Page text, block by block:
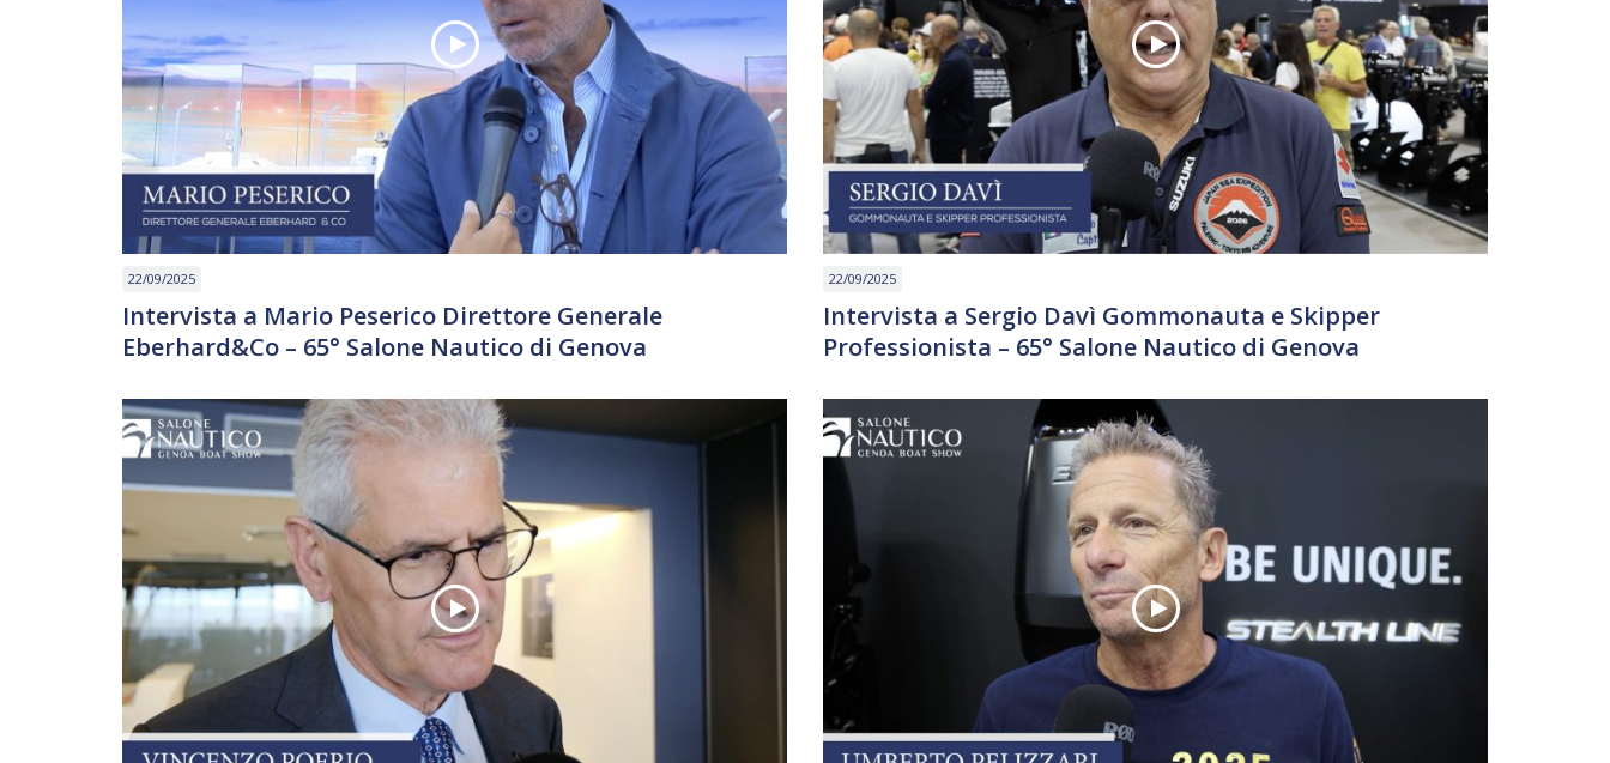
22/09/2025
Intervista a Mario Peserico Direttore Generale
Eberhard&Co – 65° Salone Nautico di Genova
22/09/2025
Intervista a Sergio Davì Gommonauta e Skipper
Professionista – 65° Salone Nautico di Genova